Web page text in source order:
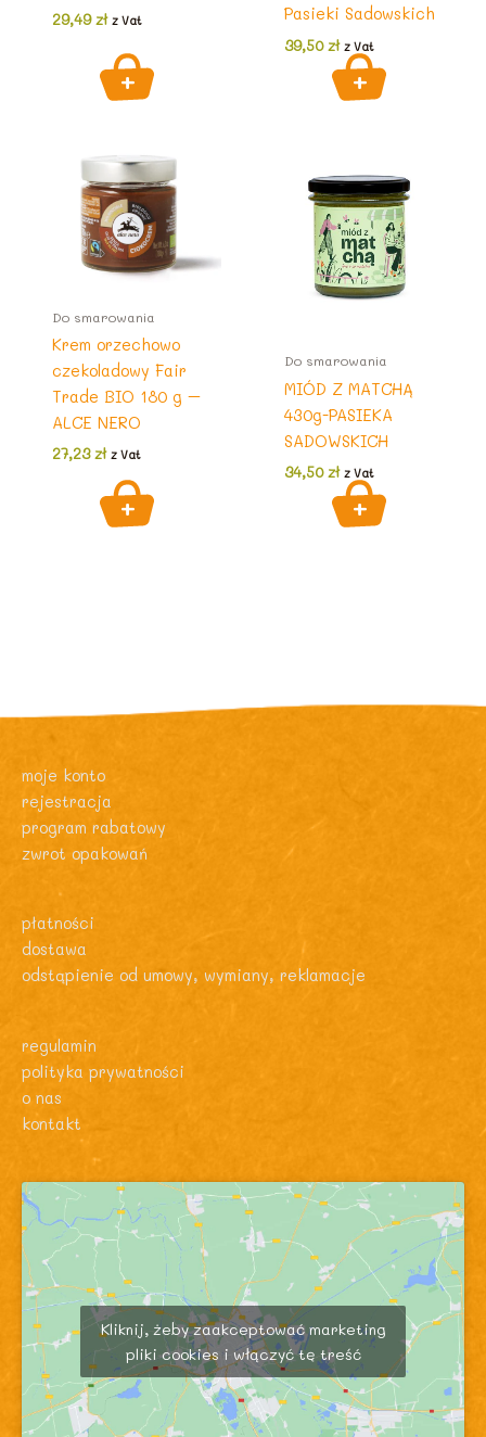
29,49zł z Vat
Pasieki Sadowskich
39,50zł z Vat
Do smarowania
Krem orzechowo
czekoladowy Fair
Trade BIO 180 g –
ALCE NERO
27,23zł z Vat
Do smarowania
MIÓD Z MATCHĄ
430g-PASIEKA
SADOWSKICH
34,50zł z Vat
moje konto
rejestracja
program rabatowy
zwrot opakowań
płatności
dostawa
odstąpienie od umowy, wymiany, reklamacje
regulamin
polityka prywatności
o nas
kontakt
Kliknij, żeby zaakceptować marketing
pliki cookies i włączyć tę treść